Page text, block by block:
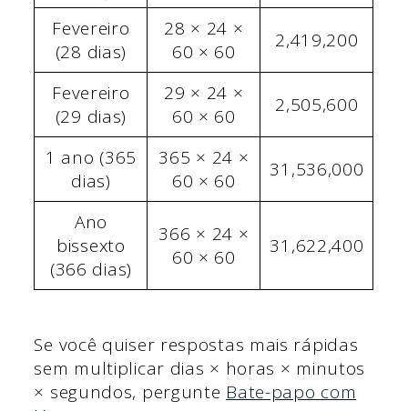
Fevereiro
(28 dias)
28 × 24 ×
60 × 60
2,419,200
Fevereiro
(29 dias)
29 × 24 ×
60 × 60
2,505,600
1 ano (365
dias)
365 × 24 ×
60 × 60
31,536,000
Ano
bissexto
(366 dias)
366 × 24 ×
60 × 60
31,622,400
Se você quiser respostas mais rápidas
sem multiplicar dias × horas × minutos
× segundos, pergunte Bate-papo com